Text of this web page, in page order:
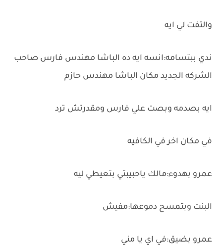
والتفت لي ايه
ندي ببتسامه:انسه ايه ده الباشا مهندس فارس صاحب
الشركه الجديد مكان الباشا مهندس حازم
ايه بصدمه وبصت علي فارس ومقدرتش ترد
في مكان اخر في الكافيه
عمرو بهدوء:مالك ياحبيبتي بتعيطي ليه
البنت وبتمسح دموعها:مفيش
عمرو بضيق:في اي يا مني